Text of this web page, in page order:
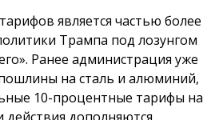
является частью более
Трампа под лозунгом
Ранее администрация уже
на сталь и алюминий,
10-процентные тарифы на